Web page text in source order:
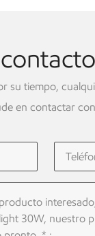
su tiempo,
en contactar